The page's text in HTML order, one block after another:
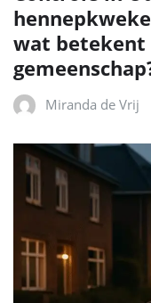
wat
Miranda de Vrij